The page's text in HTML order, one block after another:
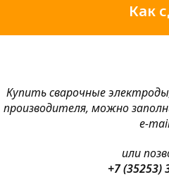
Как
Купить сварочные
производителя, можно
e-
или
+7 (35253)